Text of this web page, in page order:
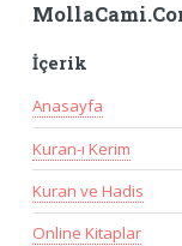
İçerik
Anasayfa
Kuran-ı Kerim
Kuran ve Hadis
Online Kitaplar